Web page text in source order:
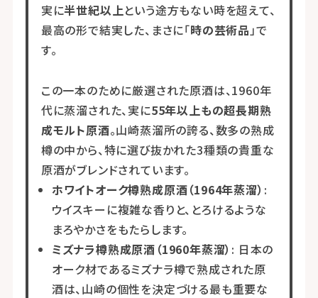
実に半世紀以上という途方もない時を超えて、
最高の形で結実した、まさに「時の芸術品 」で
す。
この一本のために厳選された原酒は、1960年
代に蒸溜された、実に55年以上もの超長期熟
成モルト原酒。山崎蒸溜所の誇る、数多の熟成
樽の中から、特に選び抜かれた3種類の貴重な
原酒がブレンドされています。
ホワイトオーク樽熟成原酒（1964年蒸溜） :
ウイスキーに複雑な香りと、とろけるような
まろやかさをもたらします。
ミズナラ樽熟成原酒（1960年蒸溜） : 日本の
オーク材であるミズナラ樽で熟成された原
酒は、山崎の個性を決定づける最も重要な